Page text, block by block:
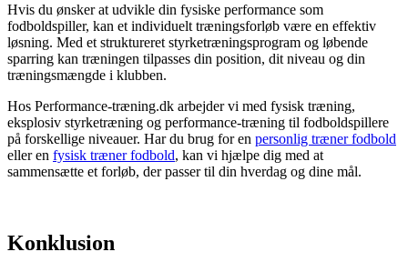
Hvis du ønsker at udvikle din fysiske performance som
fodboldspiller, kan et individuelt træningsforløb være en effektiv
løsning. Med et struktureret styrketræningsprogram og løbende
sparring kan træningen tilpasses din position, dit niveau og din
træningsmængde i klubben.
Hos Performance-træning.dk arbejder vi med fysisk træning,
eksplosiv styrketræning og performance-træning til fodboldspillere
på forskellige niveauer. Har du brug for en personlig træner fodbold
eller en fysisk træner fodbold, kan vi hjælpe dig med at
sammensætte et forløb, der passer til din hverdag og dine mål.
Konklusion